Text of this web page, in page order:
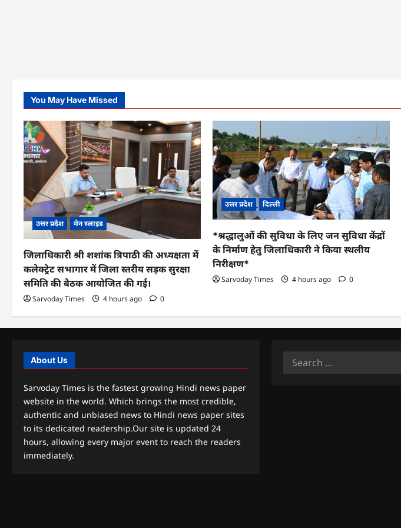
You May Have Missed
उत्तर प्रदेश मेन स्लाइड
जिलाधिकारी श्री शशांक त्रिपाठी की अध्यक्षता में
कलेक्ट्रेट सभागार में जिला स्तरीय सड़क सुरक्षा
समिति की बैठक आयोजित की गई।
Sarvoday Times 4 hours ago 0
उत्तर प्रदेश दिल्ली
*श्रद्धालुओं की सुविधा के लिए जन सुविधा केंद्रों
के निर्माण हेतु जिलाधिकारी ने किया स्थलीय
निरीक्षण*
Sarvoday Times 4 hours ago 0
About Us
Sarvoday Times is the fastest growing Hindi news paper
website in the world. Which brings the most credible,
authentic and unbiased news to Hindi news paper sites
to its dedicated readership.Our site is updated 24
hours, allowing every major event to reach the readers
immediately.
Search